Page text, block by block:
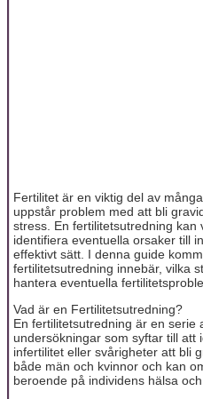
Fertilitet är en viktig del av
uppstår problem med att bli
stress. En fertilitetsutredning
identifiera eventuella orsaker till
effektivt sätt. I denna guide
fertilitetsutredning innebär, vilka
hantera eventuella
Vad är en Fertilitetsutredning?
En fertilitetsutredning är en serie
undersökningar som syftar till att
infertilitet eller svårigheter att bli
både män och kvinnor och kan
beroende på individens hälsa